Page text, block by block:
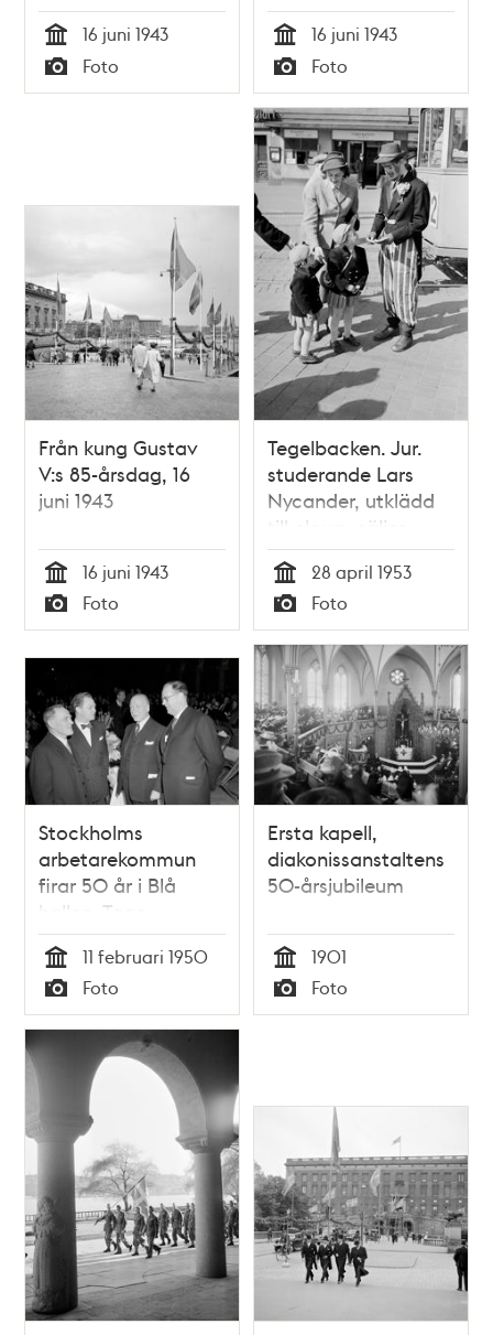
Tid
16 juni 1943
Typ
Foto Tid
16 juni 1943
Typ
Foto
Från kung Gustav
V:s 85-årsdag, 16
juni 1943
Tid
16 juni 1943
Typ
Foto
Tegelbacken. Jur.
studerande Lars
Nycander, utklädd
till clown, säljer
nyckelhäfte med
""nycklar"" till
Stockholm.
Nyckelhäftet
innehåller
rabattkuponger till
evenemang vid
Stockholms 700-års
jubileum
Tid
28 april 1953
Typ
Foto
Stockholms
arbetarekommun
firar 50 år i Blå
hallen. Tage
Erlander syns t.h
Tid
11 februari 1950
Typ
Foto
Ersta kapell,
diakonissanstaltens
50-årsjubileum
Tid
1901
Typ
Foto